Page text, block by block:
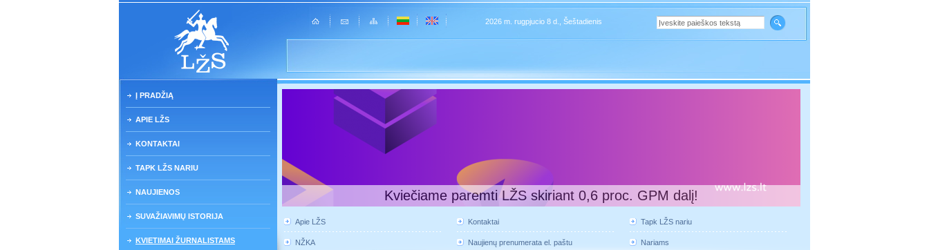
2026 m. rugpjucio 8 d., Šeštadienis
Į PRADŽIĄ
APIE LŽS
KONTAKTAI
TAPK LŽS NARIU
NAUJIENOS
SUVAŽIAVIMŲ ISTORIJA
KVIETIMAI ŽURNALISTAMS
Kviečiame paremti LŽS skiriant 0,6 proc. GPM dalį!
Apie LŽS Kontaktai Tapk LŽS nariu
NŽKA Naujienų prenumerata el. paštu Nariams